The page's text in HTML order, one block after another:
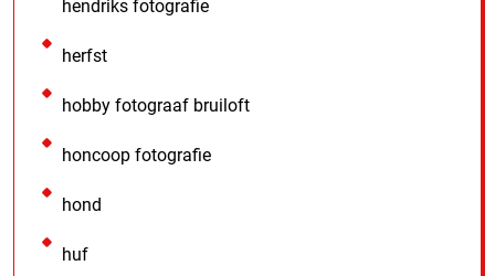
hendriks fotografie
herfst
hobby fotograaf bruiloft
honcoop fotografie
hond
huf